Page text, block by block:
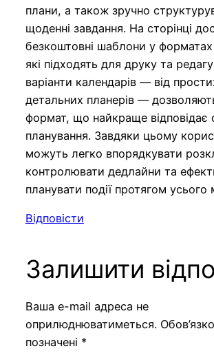
плани, а також зручно
щоденні завдання. На сторінці
безкоштовні шаблони у форматах
які підходять для друку та
варіанти календарів — від
детальних планерів —
формат, що найкраще відповідає
планування. Завдяки цьому
можуть легко впорядкувати
контролювати дедлайни та
планувати події протягом усього
Відповісти
Залишити
Ваша e-mail адреса не
оприлюднюватиметься.
позначені *